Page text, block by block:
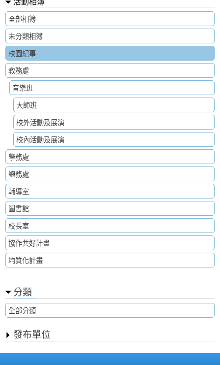
全部相簿
未分類相簿
校園紀事
教務處
音樂班
大師班
校外活動及展演
校內活動及展演
學務處
總務處
輔導室
圖書館
校長室
協作共好計畫
均質化計畫
分類
全部分類
發布單位